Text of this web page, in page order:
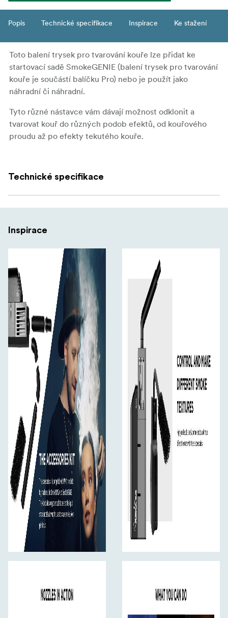
Popis Technické specifikace Inspirace Ke stažení
Toto balení trysek pro tvarování kouře lze přidat ke
startovací sadě SmokeGENIE (balení trysek pro tvarování
kouře je součástí balíčku Pro) nebo je použít jako
náhradní či náhradní.
Tyto různé nástavce vám dávají možnost odklonit a
tvarovat kouř do různých podob efektů, od kouřového
proudu až po efekty tekutého kouře.
Technické specifikace
Inspirace